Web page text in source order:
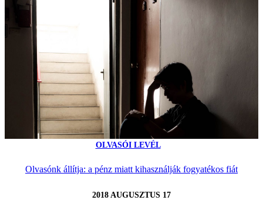
OLVASÓI LEVÉL
Olvasónk állítja: a pénz miatt kihasználják fogyatékos fiát
2018 AUGUSZTUS 17